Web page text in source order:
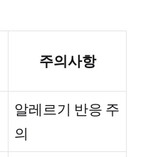
주의사항
알레르기 반응 주
의